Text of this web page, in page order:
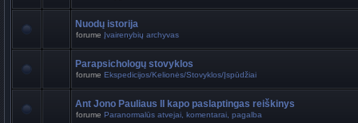
Nuodų istorija
forume Įvairenybių archyvas
Parapsichologų stovyklos
forume Ekspedicijos/Kelionės/Stovyklos/Įspūdžiai
Ant Jono Pauliaus II kapo paslaptingas reiškinys
forume Paranormalūs atvejai, komentarai, pagalba